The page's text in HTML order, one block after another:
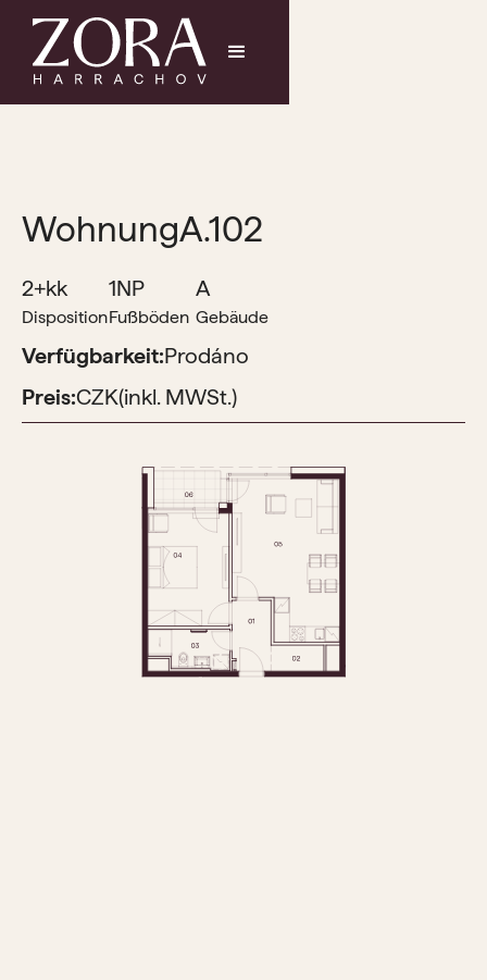
WohnungA.102
2+kk 1NP A
DispositionFußböden Gebäude
Verfügbarkeit:Prodáno
Preis:CZK(inkl. MWSt.)